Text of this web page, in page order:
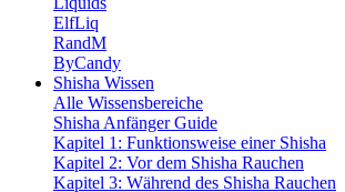
ElfLiq
RandM
ByCandy
Shisha Wissen
Alle Wissensbereiche
Shisha Anfänger Guide
Kapitel 1: Funktionsweise einer Shisha
Kapitel 2: Vor dem Shisha Rauchen
Kapitel 3: Während des Shisha Rauchen